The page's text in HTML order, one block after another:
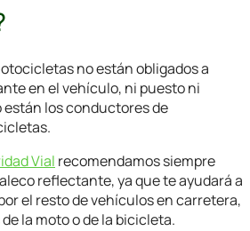
no están obligados a
en el vehículo, ni puesto ni
están los conductores de
Vial recomendamos siempre
reflectante, ya que te ayudará a
el resto de vehículos en carretera,
la moto o de la bicicleta.